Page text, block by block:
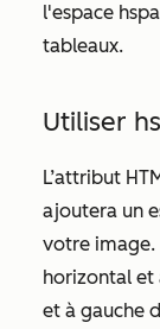
l'espace
tableaux.
Utiliser
L’attribut
ajoutera un
votre image.
horizontal et
et à gauche